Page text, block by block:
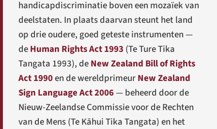
handicapdiscriminatie boven een mozaïek van
deelstaten. In plaats daarvan steunt het land
op drie oudere, goed geteste instrumenten —
deHuman Rights Act 1993 (Te Ture Tika
Tangata 1993), deNew Zealand Bill of Rights
Act 1990en de wereldprimeurNew Zealand
Sign Language Act 2006— beheerd door de
Nieuw-Zeelandse Commissie voor de Rechten
van de Mens (Te Kāhui Tika Tangata) en het